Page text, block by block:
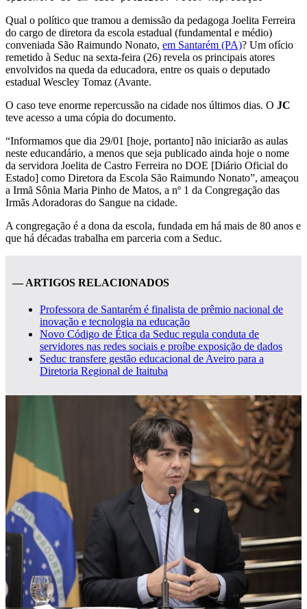
Qual o político que tramou a demissão da pedagoga Joelita Ferreira
do cargo de diretora da escola estadual (fundamental e médio)
conveniada São Raimundo Nonato, em Santarém (PA)? Um ofício
remetido à Seduc na sexta-feira (26) revela os principais atores
envolvidos na queda da educadora, entre os quais o deputado
estadual Wescley Tomaz (Avante.
O caso teve enorme repercussão na cidade nos últimos dias. O JC
teve acesso a uma cópia do documento.
“Informamos que dia 29/01 [hoje, portanto] não iniciarão as aulas
neste educandário, a menos que seja publicado ainda hoje o nome
da servidora Joelita de Castro Ferreira no DOE [Diário Oficial do
Estado] como Diretora da Escola São Raimundo Nonato”, ameaçou
a Irmã Sônia Maria Pinho de Matos, a nº 1 da Congregação das
Irmãs Adoradoras do Sangue na cidade.
A congregação é a dona da escola, fundada em há mais de 80 anos e
que há décadas trabalha em parceria com a Seduc.
— ARTIGOS RELACIONADOS
Professora de Santarém é finalista de prêmio nacional de
inovação e tecnologia na educação
Novo Código de Ética da Seduc regula conduta de
servidores nas redes sociais e proíbe exposição de dados
Seduc transfere gestão educacional de Aveiro para a
Diretoria Regional de Itaituba